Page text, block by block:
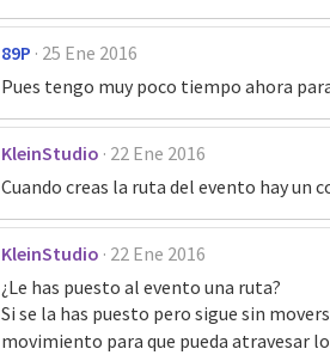
89P 25 Ene 2016
Pues tengo muy poco tiempo ahora
KleinStudio 22 Ene 2016
Cuando creas la ruta del evento hay un
KleinStudio 22 Ene 2016
¿Le has puesto al evento una ruta?
Si se la has puesto pero sigue sin
movimiento para que pueda atravesar